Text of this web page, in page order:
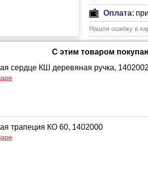
Оплата:
Нашли ошибку в
С этим товаром
сердце КШ деревяная ручка,
трапеция КО 60, 1402000